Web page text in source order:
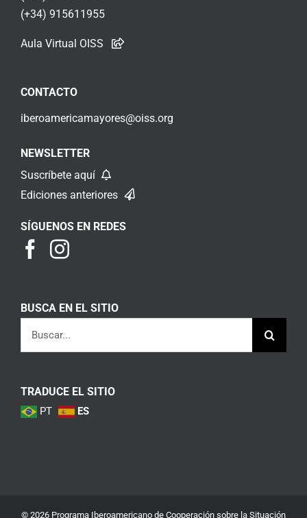
(+34) 915611955
Aula Virtual OISS
CONTACTO
iberoamericamayores@oiss.org
NEWSLETTER
Suscríbete aquí
Ediciones anteriores
SÍGUENOS EN REDES
BUSCA EN EL SITIO
TRADUCE EL SITIO
PT ES
© 2026 Programa Iberoamericano de Cooperación sobre la Situación